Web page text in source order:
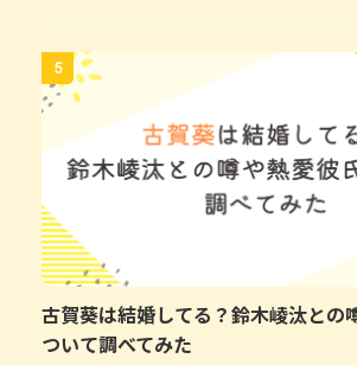
5
古賀葵は結婚してる？鈴木崚汰との
ついて調べてみた